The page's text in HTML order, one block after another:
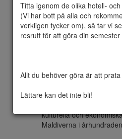
Titta igenom de olika hotell-
(Vi har bott på alla och
verkligen tycker om), så tar vi
resrutt för att göra din
Allt du behöver göra är att
Lättare kan det inte bli!
Maldiverna har i äldre
huvudsakliga källan för
då användes som valuta i
haft en strategisk
Indiska oceanen. Landets
kulturella och
Maldiverna i